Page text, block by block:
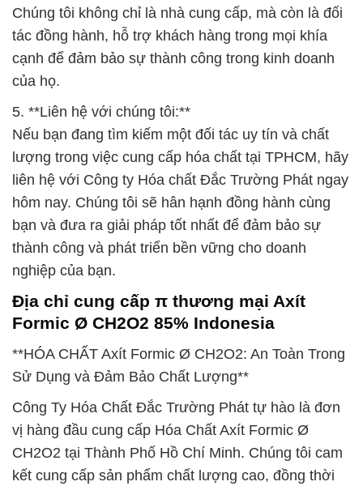
Chúng tôi không chỉ là nhà cung cấp, mà còn là đối
tác đồng hành, hỗ trợ khách hàng trong mọi khía
cạnh để đảm bảo sự thành công trong kinh doanh
của họ.
5. **Liên hệ với chúng tôi:**
Nếu bạn đang tìm kiếm một đối tác uy tín và chất
lượng trong việc cung cấp hóa chất tại TPHCM, hãy
liên hệ với Công ty Hóa chất Đắc Trường Phát ngay
hôm nay. Chúng tôi sẽ hân hạnh đồng hành cùng
bạn và đưa ra giải pháp tốt nhất để đảm bảo sự
thành công và phát triển bền vững cho doanh
nghiệp của bạn.
Địa chỉ cung cấp π thương mại Axít
Formic Ø CH2O2 85% Indonesia
**HÓA CHẤT Axít Formic Ø CH2O2: An Toàn Trong
Sử Dụng và Đảm Bảo Chất Lượng**
Công Ty Hóa Chất Đắc Trường Phát tự hào là đơn
vị hàng đầu cung cấp Hóa Chất Axít Formic Ø
CH2O2 tại Thành Phố Hồ Chí Minh. Chúng tôi cam
kết cung cấp sản phẩm chất lượng cao, đồng thời